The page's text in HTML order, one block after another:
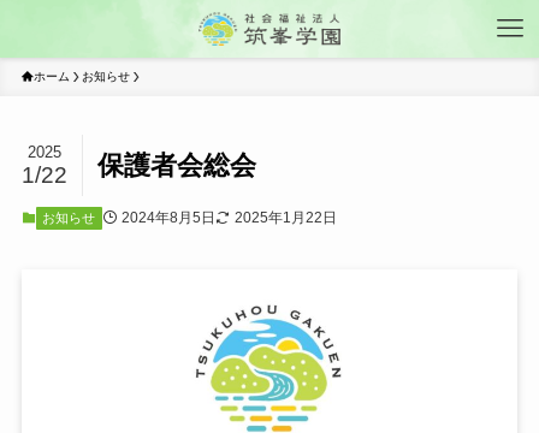
ホーム お知らせ
保護者会総会
2025
1/22
お知らせ 2024年8月5日 2025年1月22日